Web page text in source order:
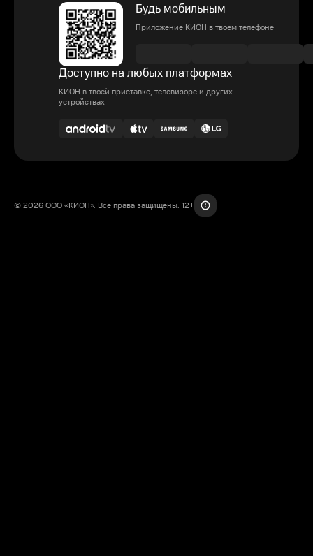
Будь мобильным
Приложение КИОН в твоем телефоне
Доступно на любых платформах
КИОН в твоей приставке, телевизоре и других
устройствах
© 2026 ООО «КИОН». Все права защищены. 12+